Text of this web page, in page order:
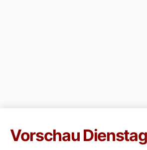
Vorschau